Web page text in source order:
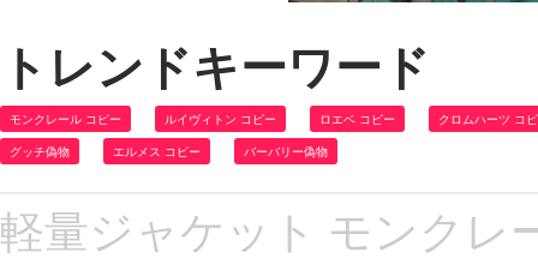
トレンドキーワード
モンクレール コピー ルイヴィトン コピー ロエベ コピー クロムハーツ コ
グッチ偽物 エルメス コピー バーバリー偽物
軽量ジャケット モンクレ